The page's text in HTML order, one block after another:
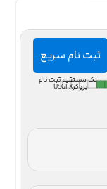
ثبت نام سریع
لینک مستقیم ثبت نام
بروکرUSGFX